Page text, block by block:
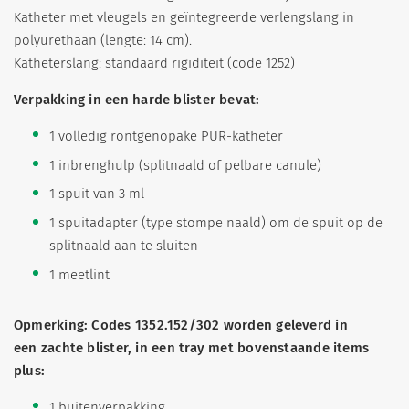
Katheter met vleugels en geïntegreerde verlengslang in
polyurethaan (lengte: 14 cm).
Katheterslang: standaard rigiditeit (code 1252)
Verpakking in een harde blister bevat:
1 volledig röntgenopake PUR-katheter
1 inbrenghulp (splitnaald of pelbare canule)
1 spuit van 3 ml
1 spuitadapter (type stompe naald) om de spuit op de
splitnaald aan te sluiten
1 meetlint
Opmerking: Codes 1352.152/302 worden geleverd in
een zachte blister, in een tray met bovenstaande items
plus: